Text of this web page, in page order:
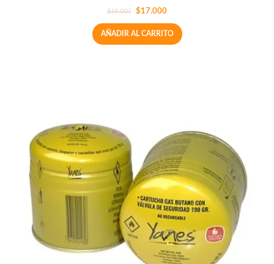
$19.000 $17.000
AÑADIR AL CARRITO